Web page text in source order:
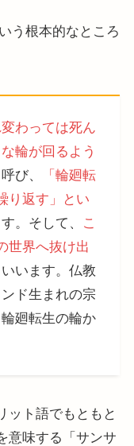
う根本的なところ
わっては死ん
輪が回るよう
び、
「輪廻転
り返す」とい
。そして、 こ
世界へ抜け出
いいます。仏教
ド生まれの宗
廻転生の輪か
ット語でもともと
意味する「サンサ